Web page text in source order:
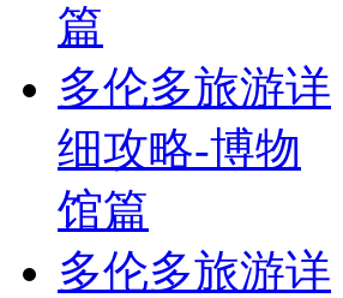
篇
多伦多旅游详
细攻略-博物
馆篇
多伦多旅游详